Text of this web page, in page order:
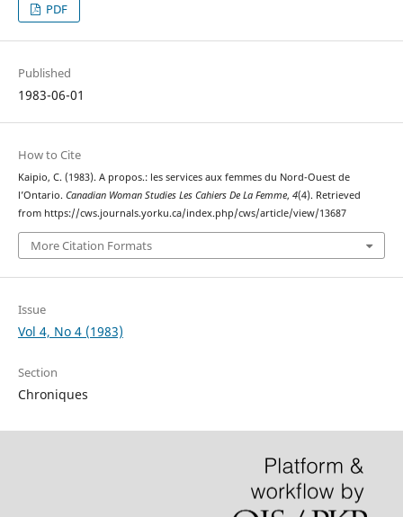
PDF
Published
1983-06-01
How to Cite
Kaipio, C. (1983). A propos.: les services aux femmes du Nord-Ouest de
l’Ontario. Canadian Woman Studies Les Cahiers De La Femme, 4(4). Retrieved
from https://cws.journals.yorku.ca/index.php/cws/article/view/13687
More Citation Formats
Issue
Vol 4, No 4 (1983)
Section
Chroniques